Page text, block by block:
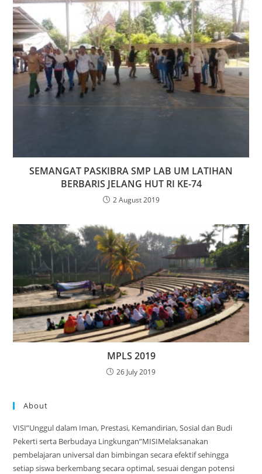
SEMANGAT PASKIBRA SMP LAB UM LATIHAN
BERBARIS JELANG HUT RI KE-74
2 August 2019
MPLS 2019
26 July 2019
About
VISI”Unggul dalam Iman, Prestasi, Kemandirian, Sosial dan Budi
Pekerti serta Berbudaya Lingkungan”MISIMelaksanakan
pembelajaran universal dan bimbingan secara efektif sehingga
setiap siswa berkembang secara optimal, sesuai dengan potensi